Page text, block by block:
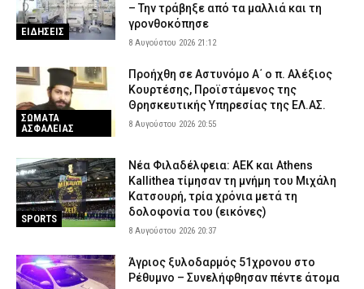
ΕΙΔΗΣΕΙΣ
– Την τράβηξε από τα μαλλιά και τη
γρονθοκόπησε
8 Αυγούστου 2026 21:12
ΣΩΜΑΤΑ
ΑΣΦΑΛΕΙΑΣ
Προήχθη σε Αστυνόμο Α΄ ο π. Αλέξιος
Κουρτέσης, Προϊστάμενος της
Θρησκευτικής Υπηρεσίας της ΕΛ.ΑΣ.
8 Αυγούστου 2026 20:55
SPORTS
Νέα Φιλαδέλφεια: ΑΕΚ και Athens
Kallithea τίμησαν τη μνήμη του Μιχάλη
Κατσουρή, τρία χρόνια μετά τη
δολοφονία του (εικόνες)
8 Αυγούστου 2026 20:37
Άγριος ξυλοδαρμός 51χρονου στο
Ρέθυμνο – Συνελήφθησαν πέντε άτομα